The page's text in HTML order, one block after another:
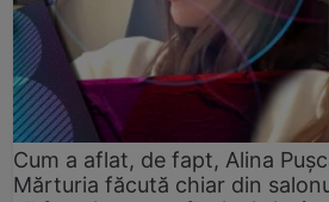
Cum a aflat, de fapt, Alina
Mărturia făcută chiar din